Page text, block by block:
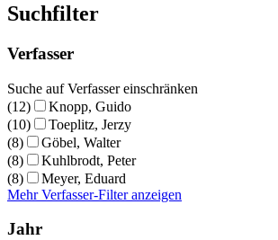
Suchfilter
Verfasser
Suche auf Verfasser einschränken
(12)
Knopp, Guido
(10)
Toeplitz, Jerzy
(8)
Göbel, Walter
(8)
Kuhlbrodt, Peter
(8)
Meyer, Eduard
Mehr Verfasser-Filter anzeigen
Jahr